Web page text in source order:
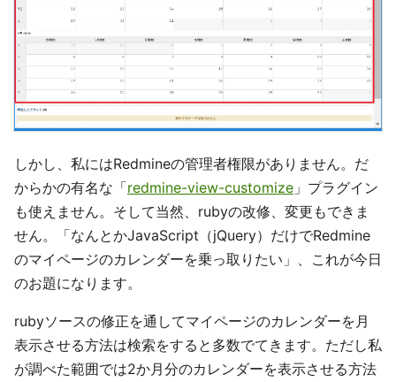
しかし、私にはRedmineの管理者権限がありません。だ
からかの有名な「redmine-view-customize 」プラグイン
も使えません。そして当然、rubyの改修、変更もできま
せん。「なんとかJavaScript（jQuery）だけでRedmine
のマイページのカレンダーを乗っ取りたい」、これが今日
のお題になります。
rubyソースの修正を通してマイページのカレンダーを月
表示させる方法は検索をすると多数でてきます。ただし私
が調べた範囲では2か月分のカレンダーを表示させる方法